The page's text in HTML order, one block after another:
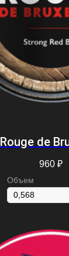
Rouge de
960 ₽
Объем